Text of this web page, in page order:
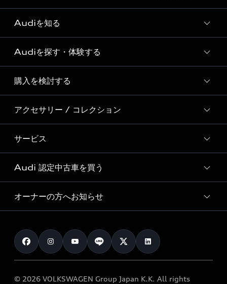
Audiを知る
Audi ブランド
Story of Progress
Audi Sport
Formula 1®
デジタルサービス
Audiを探す・体験する
ディーラー検索
新車在庫検索
試乗車・展示車検索
見積り依頼
試乗予約
購入を検討する
モデル一覧
特別仕様モデル / 限定モデル
e-tronラインアップ
価格シミュレーション
車両比較
カタログ一覧
アクセサリー / コレクション
純正アクセサリー
オンラインショップ
Audi collection
アウディナビアプリ
サービス
サービス入庫予約
サービスプログラム
メンテナンス
車検 / 定期点検
e-tronアフターサポート
Audi 認定中古車を買う
Audi認定中古車
クオリティ
保証
メンテナンス
オーナーの方へお知らせ
お知らせ
オーナー様向けキャンペーン
© 2026 VOLKSWAGEN Group Japan K.K. All rights